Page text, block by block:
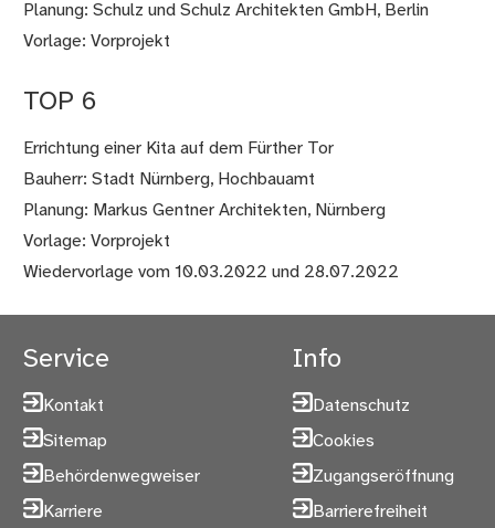
Planung: Schulz und Schulz Architekten GmbH, Berlin
Vorlage: Vorprojekt
TOP 6
Errichtung einer Kita auf dem Fürther Tor
Bauherr: Stadt Nürnberg, Hochbauamt
Planung: Markus Gentner Architekten, Nürnberg
Vorlage: Vorprojekt
Wiedervorlage vom 10.03.2022 und 28.07.2022
Service
Kontakt
Sitemap
Behördenwegweiser
Karriere
Info
Datenschutz
Cookies
Zugangseröffnung
Barrierefreiheit